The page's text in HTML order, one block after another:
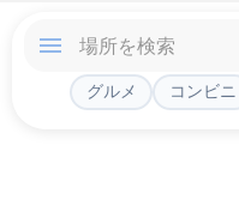
グルメ コンビニ